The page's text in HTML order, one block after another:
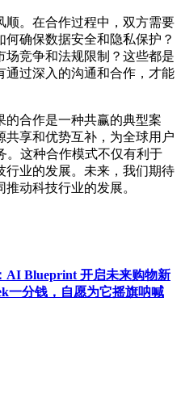
。在合作过程中，双方需要
确保数据安全和隐私保护？
竞争和法规限制？这些都是
通过深入的沟通和合作，才能
合作是一种共赢的典型案
享和优势互补，为全球用户
。这种合作模式不仅有利于
行业的发展。未来，我们期待
动科技行业的发展。
AI Blueprint 开启未来购物新
一分钱，自愿为它摇旗呐喊